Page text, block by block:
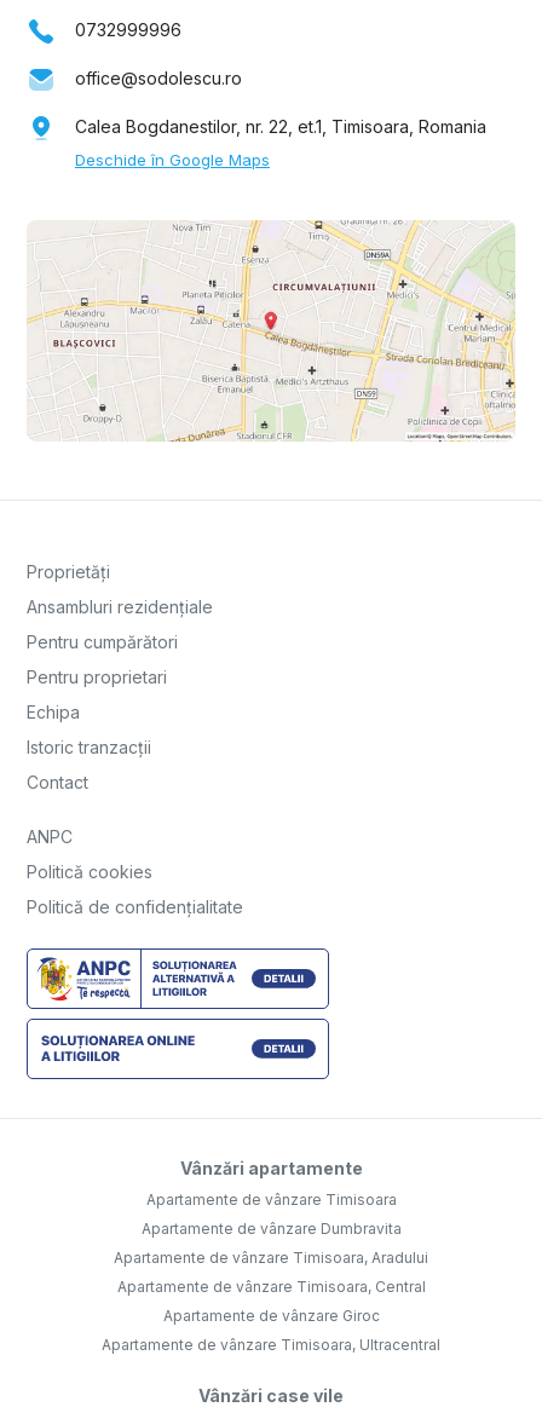
0732999996
office@sodolescu.ro
Calea Bogdanestilor, nr. 22, et.1, Timisoara, Romania
Deschide în Google Maps
Proprietăți
Ansambluri rezidențiale
Pentru cumpărători
Pentru proprietari
Echipa
Istoric tranzacții
Contact
ANPC
Politică cookies
Politică de confidențialitate
Vânzări apartamente
Apartamente de vânzare Timisoara
Apartamente de vânzare Dumbravita
Apartamente de vânzare Timisoara, Aradului
Apartamente de vânzare Timisoara, Central
Apartamente de vânzare Giroc
Apartamente de vânzare Timisoara, Ultracentral
Vânzări case vile